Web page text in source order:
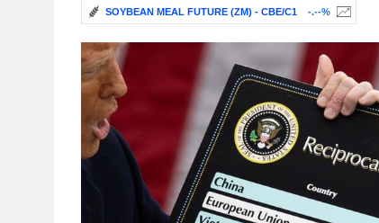
SOYBEAN MEAL FUTURE (ZM) - CBE/C1 -.--%